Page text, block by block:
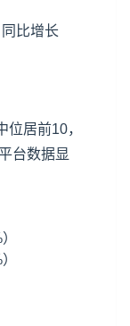
比增长
居前10，
台数据显